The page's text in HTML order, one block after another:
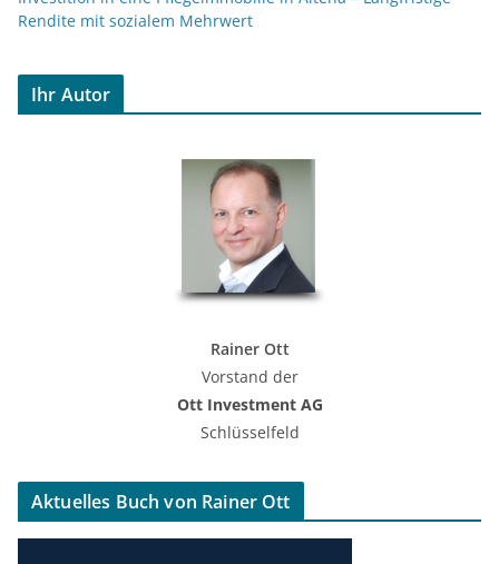
Rendite mit sozialem Mehrwert
Ihr Autor
Rainer Ott
Vorstand der
Ott Investment AG
Schlüsselfeld
Aktuelles Buch von Rainer Ott